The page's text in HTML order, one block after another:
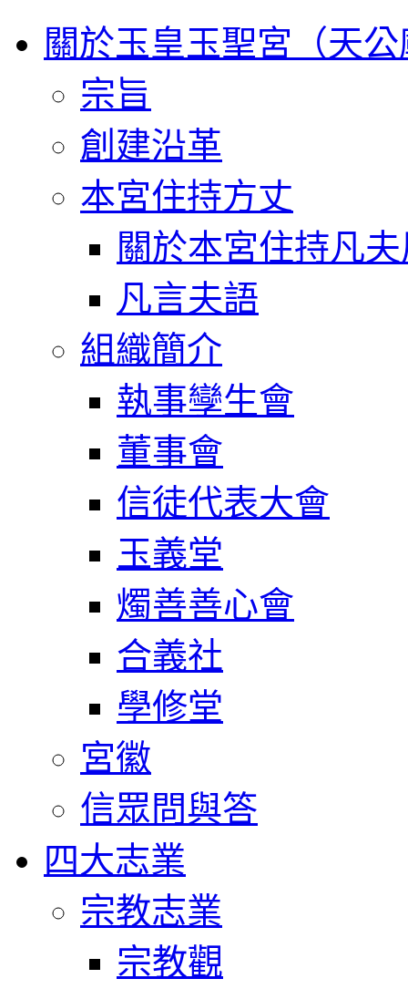
關於玉皇玉聖宮（天
宗旨
創建沿革
本宮住持方丈
關於本宮住持凡
凡言夫語
組織簡介
執事孿生會
董事會
信徒代表大會
玉義堂
燭善善心會
合義社
學修堂
宮徽
信眾問與答
四大志業
宗教志業
宗教觀